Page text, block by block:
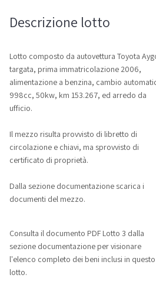
Descrizione lotto
Lotto composto da autovettura Toyota
targata, prima immatricolazione 2006,
alimentazione a benzina, cambio
998cc, 50kw, km 153.267, ed arredo da
ufficio.
Il mezzo risulta provvisto di libretto di
circolazione e chiavi, ma sprovvisto di
certificato di proprietà.
Dalla sezione documentazione scarica i
documenti del mezzo.
Consulta il documento PDF Lotto 3 dalla
sezione documentazione per visionare
l'elenco completo dei beni inclusi in questo
lotto.